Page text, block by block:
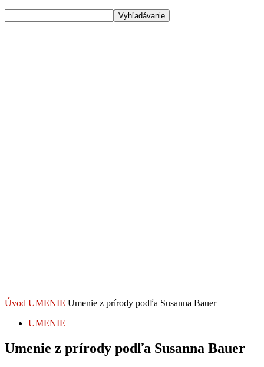
Úvod UMENIE Umenie z prírody podľa Susanna Bauer
UMENIE
Umenie z prírody podľa Susanna Bauer